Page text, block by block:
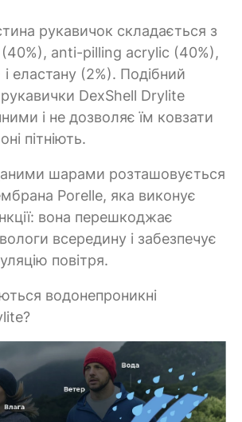
рукавичок складається з
anti-pilling acrylic (40%),
еластану (2%). Подібний
DexShell Drylite
і не дозволяє їм ковзати
пітніють.
шарами розташовується
Porelle, яка виконує
вона перешкоджає
всередину і забезпечує
повітря.
водонепроникні